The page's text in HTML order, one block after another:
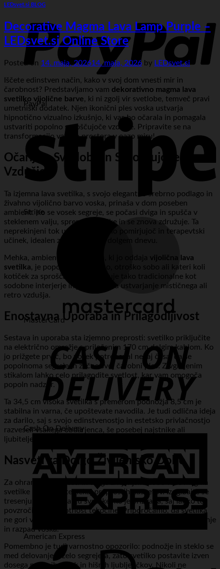
PayPal
Stripe
MasterCard
Cash On Delivery
American Express
LEDsvet.si BLOG
Decorative Magma Lava Lamp Purple –
LEDsvet.si Online Store
Posted on 14. maja, 202614. maja, 2026 by LEDsvet.si
Iščete edinstven način, kako v svoj dom vnesti mir in
čarobnost? Predstavljamo vam dekorativno magma lava
svetilko vijolične barve, ki ni zgolj vir svetlobe, temveč pravi
umetniški dodatek. Njen ikonični ples voska ustvarja
hipnotično vizualno izkušnjo, ki vas bo očarala in pomagala
ustvariti popolno sproščujoče vzdušje. Pripravite se na
transformacijo vašega prostora v oazo miru!
Očarljiva Svetloba in Sproščujoče
Vzdušje
Ta izjemna lava svetilka, s svojo elegantno srebrno podlago in
živahno vijolično barvo voska, prinaša v dom poseben
ambient. Ko se vosek segreje, se počasi dviga in spušča v
steklenem valju, spreminja oblike in se znova združuje. Ta
neprekinjeni tok ustvarja izjemno pomirjujoč in terapevtski
učinek, idealen za umiritev po dolgem dnevu.
Mehka, ambientalna svetloba, ki jo oddaja
vijolična lava
svetilka, je popolna za spalnico, otroško sobo ali kateri koli
kotiček za sproščanje. Dopolnjuje tako tradicionalne kot
sodobne interjerje in je odlična za ustvarjanje mističnega ali
retro vzdušja.
Enostavna Uporaba in Prilagodljivost
Sestava in uporaba sta izjemno preprosti: svetilko priključite
na električno omrežje s priloženim 170 cm dolgim kablom. Ko
jo prižgete prvič, bo vosek potreboval nekaj časa, da se
popolnoma segreje in začne svoj čarobni ples. Z vgrajenim
stikalom lahko celo prilagodite svetlost, kar vam omogoča
popoln nadzor.
Ta 34,5 cm visoka svetilka s premerom podnožja 8,5 cm je
stabilna in varna, če upoštevate navodila. Je tudi odlična ideja
za darilo, saj s svojo edinstvenostjo in estetsko privlačnostjo
razveseli vsakega obdarjenca, še posebej najstnike ali
ljubitelje retro dekoracije.
Nasveti za Dolgo Življenjsko Dobo
Za ohranjanje jasnosti in dolge življenjske dobe vaše magma
svetilke upoštevajte nekaj preprostih nasvetov. Izogibajte se
tresenju ali premikanju svetilke, ko je prižgana, saj lahko to
povzroči trajno motnost tekočine. Priporočamo, da svetilka
ne gori več kot 8 do 10 ur naenkrat, da preprečite pregrevanje
in razpad voska.
Pomembno je tudi varnostno opozorilo: podnožje in steklo se
med delovanjem zelo segrejeta, zato svetilko postavite izven
dosega majhnih otrok in hišnih ljubljenčkov. Nikoli ne